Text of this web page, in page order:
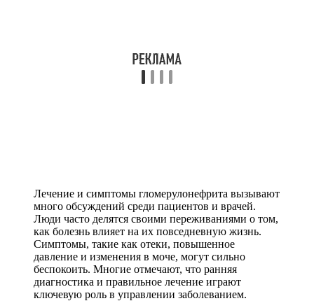
Лечение и симптомы гломерулонефрита вызывают
много обсуждений среди пациентов и врачей.
Люди часто делятся своими переживаниями о том,
как болезнь влияет на их повседневную жизнь.
Симптомы, такие как отеки, повышенное
давление и изменения в моче, могут сильно
беспокоить. Многие отмечают, что ранняя
диагностика и правильное лечение играют
ключевую роль в управлении заболеванием.